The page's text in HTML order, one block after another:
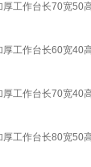
厚工作台长70宽50
厚工作台长60宽40
厚工作台长70宽40
厚工作台长80宽50